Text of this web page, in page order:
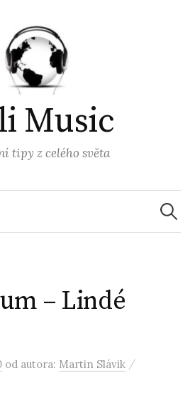
Music
tipy z celého světa
– Lindé
od autora: Martin Slávik /